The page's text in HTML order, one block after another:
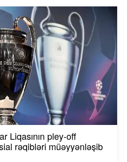
Liqasının pley-off
rəqibləri müəyyənləşib